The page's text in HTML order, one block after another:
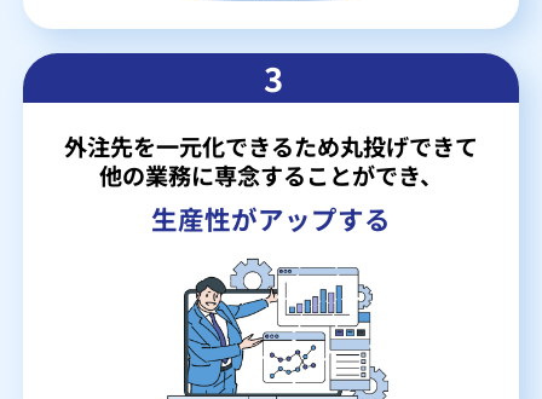
3
外注先を一元化できるため丸投げできて
他の業務に専念することができ、
生産性がアップする